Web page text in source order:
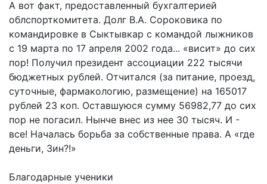
А вот факт, предоставленный бухгалтерией
облспорткомитета. Долг В.А. Сороковика по
командировке в Сыктывкар с командой лыжников
с 19 марта по 17 апреля 2002 года... «висит» до сих
пор! Получил президент ассоциации 222 тысячи
бюджетных рублей. Отчитался (за питание, проезд,
суточные, фармакологию, размещение) на 165017
рублей 23 коп. Оставшуюся сумму 56982,77 до сих
пор не погасил. Нынче внес из нее 30 тысяч. И -
все! Началась борьба за собственные права. А «где
деньги, Зин?!»
Благодарные ученики